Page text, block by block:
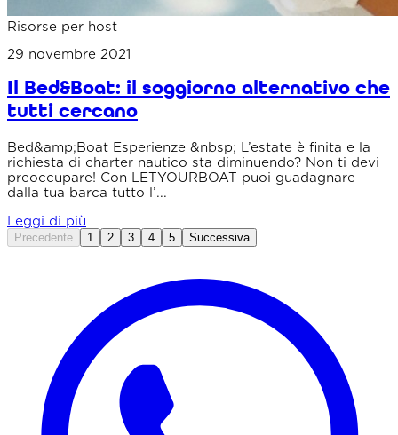
Risorse per host
29 novembre 2021
Il Bed&Boat: il soggiorno alternativo che
tutti cercano
Bed&amp;Boat Esperienze &nbsp; L’estate è finita e la
richiesta di charter nautico sta diminuendo? Non ti devi
preoccupare! Con LETYOURBOAT puoi guadagnare
dalla tua barca tutto l’...
Leggi di più
Precedente 1 2 3 4 5 Successiva